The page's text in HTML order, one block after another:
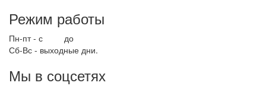
Режим работы
Пн-пт - с до
Сб-Вс - выходные дни.
Мы в соцсетях